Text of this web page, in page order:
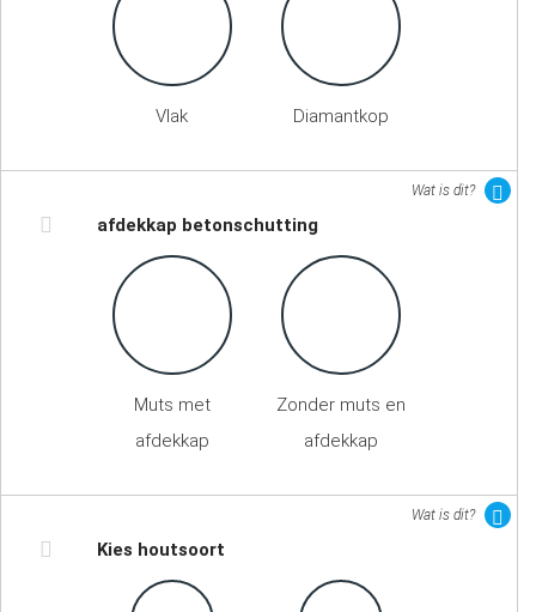
Vlak Diamantkop
Wat is dit?
afdekkap betonschutting
Muts met
afdekkap
Zonder muts en
afdekkap
Wat is dit?
Kies houtsoort